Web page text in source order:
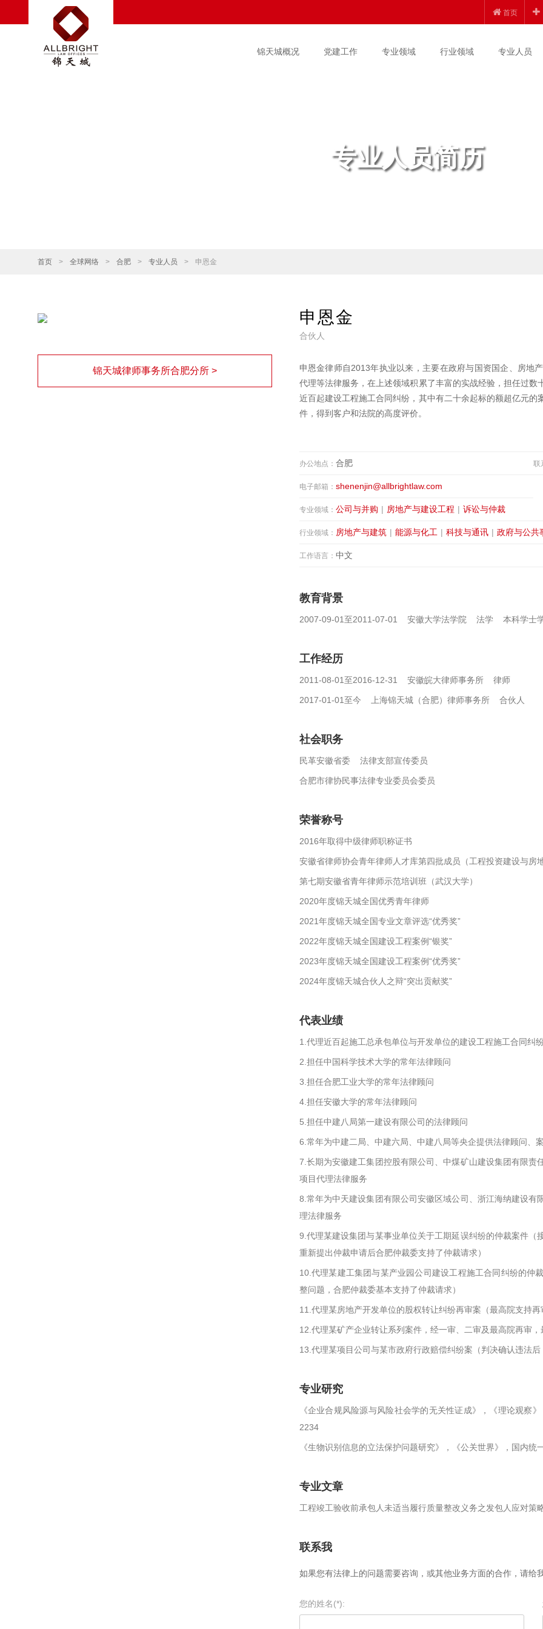
首页
锦天城概况 党建工作 专业领域 行业领域 专业人员
专业人员简历
首页 > 全球网络 > 合肥 > 专业人员 > 申恩金
申恩金
合伙人
申恩金律师自2013年执业以来，主要在政府与国资国企、房地
代理等法律服务，在上述领域积累了丰富的实战经验，担任过
近百起建设工程施工合同纠纷，其中有二十余起标的额超亿元
件，得到客户和法院的高度评价。
办公地点： 合肥 联
电子邮箱： shenenjin@allbrightlaw.com
专业领域： 公司与并购 | 房地产与建设工程 | 诉讼与仲裁
行业领域： 房地产与建筑 | 能源与化工 | 科技与通讯 | 政府与公共
工作语言： 中文
教育背景
2007-09-01至2011-07-01 安徽大学法学院 法学 本科学士
工作经历
2011-08-01至2016-12-31 安徽皖大律师事务所 律师
2017-01-01至今 上海锦天城（合肥）律师事务所 合伙人
社会职务
民革安徽省委 法律支部宣传委员
合肥市律协民事法律专业委员会委员
荣誉称号
2016年取得中级律师职称证书
安徽省律师协会青年律师人才库第四批成员（工程投资建设与房
第七期安徽省青年律师示范培训班（武汉大学）
2020年度锦天城全国优秀青年律师
2021年度锦天城全国专业文章评选“优秀奖”
2022年度锦天城全国建设工程案例“银奖”
2023年度锦天城全国建设工程案例“优秀奖”
2024年度锦天城合伙人之辩“突出贡献奖”
代表业绩
1.代理近百起施工总承包单位与开发单位的建设工程施工合同纠
2.担任中国科学技术大学的常年法律顾问
3.担任合肥工业大学的常年法律顾问
4.担任安徽大学的常年法律顾问
5.担任中建八局第一建设有限公司的法律顾问
6.常年为中建二局、中建六局、中建八局等央企提供法律顾问、
7.长期为安徽建工集团控股有限公司、中煤矿山建设集团有限
项目代理法律服务
8.常年为中天建设集团有限公司安徽区域公司、浙江海纳建设
理法律服务
9.代理某建设集团与某事业单位关于工期延误纠纷的仲裁案件
重新提出仲裁申请后合肥仲裁委支持了仲裁请求）
10.代理某建工集团与某产业园公司建设工程施工合同纠纷的仲
整问题，合肥仲裁委基本支持了仲裁请求）
11.代理某房地产开发单位的股权转让纠纷再审案（最高院支持
12.代理某矿产企业转让系列案件，经一审、二审及最高院再审
13.代理某项目公司与某市政府行政赔偿纠纷案（判决确认违法
专业研究
《企业合规风险源与风险社会学的无关性证成》，《理论观察
2234
《生物识别信息的立法保护问题研究》，《公关世界》，国内
专业文章
工程竣工验收前承包人未适当履行质量整改义务之发包人应对策
联系我
如果您有法律上的问题需要咨询，或其他业务方面的合作，请给
您的姓名(*):
锦天城律师事务所合肥分所 >